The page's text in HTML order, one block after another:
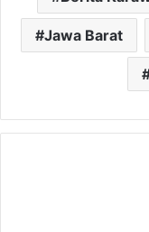
Jawa Barat